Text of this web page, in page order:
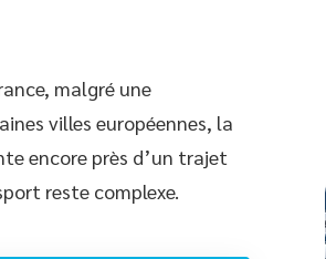
malgré une
villes européennes, la
encore près d’un trajet
reste complexe.